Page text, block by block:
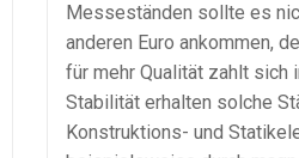
Messeständen sollte es
anderen Euro ankommen,
für mehr Qualität zahlt sich
Stabilität erhalten solche
Konstruktions- und